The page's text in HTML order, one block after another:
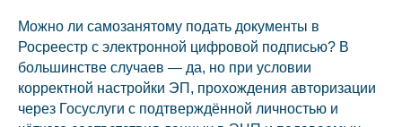
Можно ли самозанятому подать документы в
Росреестр с электронной цифровой подписью? В
большинстве случаев — да, но при условии
корректной настройки ЭП, прохождения авторизации
через Госуслуги с подтверждённой личностью и